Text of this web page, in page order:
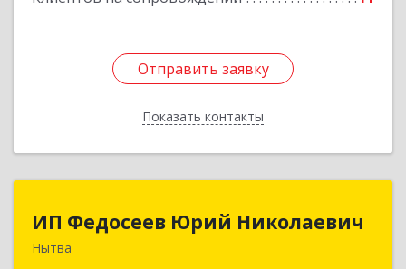
Отправить заявку
Показать контакты
Отправить заявку
Назад
ИП Федосеев Юрий Николаевич
Нытва
ИП Федосеев Юрий Николаевич